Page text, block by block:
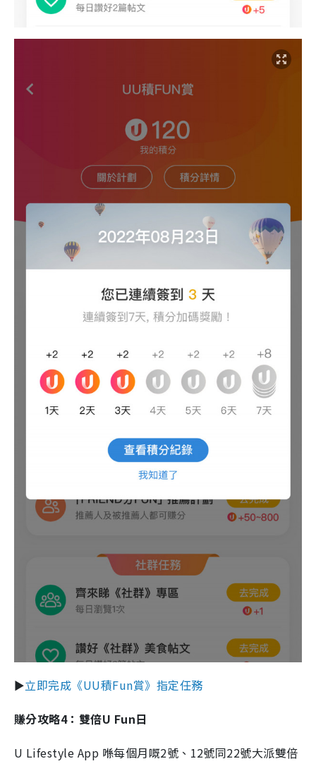
►立即完成《UU積Fun賞》指定任務
賺分攻略4：雙倍U Fun日
U Lifestyle App 喺每個月嘅2號、12號同22號大派雙倍